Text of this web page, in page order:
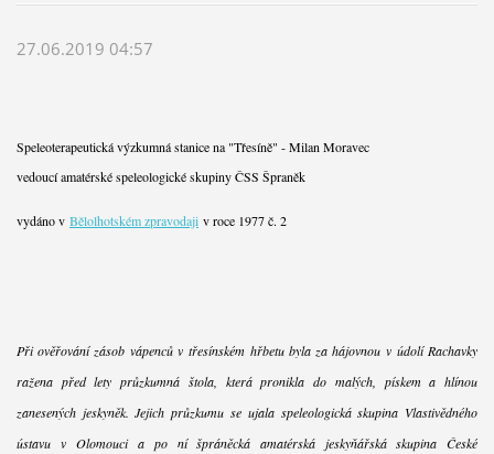
27.06.2019 04:57
Speleoterapeutická výzkumná stanice na "Třesíně" - Milan Moravec
vedoucí amatérské speleologické skupiny ČSS Špraněk
vydáno v Bělolhotském zpravodajiv roce 1977 č. 2
Při ověřování zásob vápenců v třesínském hřbetu byla za hájovnou v údolí Rachavky
ražena před lety průzkumná štola, která pronikla do malých, pískem a hlínou
zanesených jeskyněk. Jejich průzkumu se ujala speleologická skupina Vlastivědného
ústavu v Olomouci a po ní špráněcká amatérská jeskyňářská skupina České